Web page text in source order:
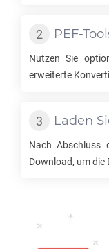
PEF-
Nutzen Sie
erweiterte
Laden
Nach Abschluss
Download, um die